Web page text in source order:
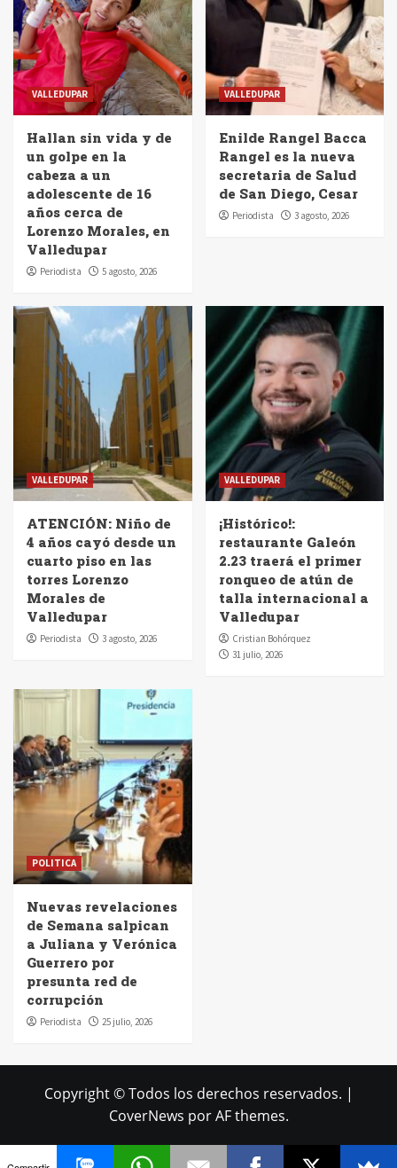
VALLEDUPAR
Hallan sin vida y de
un golpe en la
cabeza a un
adolescente de 16
años cerca de
Lorenzo Morales, en
Valledupar
Periodista 5 agosto, 2026
VALLEDUPAR
Enilde Rangel Bacca
Rangel es la nueva
secretaria de Salud
de San Diego, Cesar
Periodista 3 agosto, 2026
VALLEDUPAR
ATENCIÓN: Niño de
4 años cayó desde un
cuarto piso en las
torres Lorenzo
Morales de
Valledupar
Periodista 3 agosto, 2026
VALLEDUPAR
¡Histórico!:
restaurante Galeón
2.23 traerá el primer
ronqueo de atún de
talla internacional a
Valledupar
Cristian Bohórquez
31 julio, 2026
POLITICA
Nuevas revelaciones
de Semana salpican
a Juliana y Verónica
Guerrero por
presunta red de
corrupción
Periodista 25 julio, 2026
Copyright © Todos los derechos reservados. |
CoverNews por AF themes.